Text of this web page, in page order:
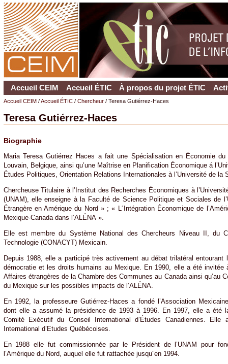
Accueil CEIM Accueil ÉTIC À propos du projet ÉTIC
Accueil CEIM/Accueil ÉTIC/ Chercheur/ Teresa Gutiérrez-Haces
Teresa Gutiérrez-Haces
Biographie
Maria Teresa Gutiérrez Haces a fait une Spécialisation en Économie du
Louvain, Belgique, ainsi qu’une Maîtrise en Planification Économique á
Études Politiques, Orientation Relations Internationales à l’Université de la
Chercheuse Titulaire à l’Institut des Recherches Économiques à
(UNAM), elle enseigne à la Faculté de Science Politique et Sociales de
Étrangère en Amérique du Nord » ; « L´Intégration Économique de
Mexique-Canada dans l’ALÉNA ».
Elle est membre du Système National des Chercheurs Niveau II, du
Technologie (CONACYT) Mexicain.
Depuis 1988, elle a participé très activement au débat trilatéral
démocratie et les droits humains au Mexique. En 1990, elle a été invitée
Affaires étrangères de la Chambre des Communes au Canada ainsi qu’au
du Mexique sur les possibles impacts de l’ALÉNA.
En 1992, la professeure Gutiérrez-Haces a fondé l’Association
dont elle a assumé la présidence de 1993 à 1996. En 1997, elle a été
Comité Exécutif du Conseil International d’Études Canadiennes.
International d’Etudes Québécoises.
En 1988 elle fut commissionnée par le Président de l’UNAM pour
l’Amérique du Nord, auquel elle fut rattachée jusqu´en 1994.